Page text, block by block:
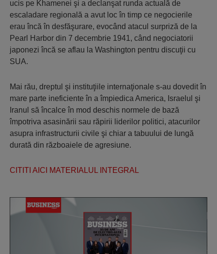
ucis pe Khamenei şi a declanşat runda actuală de
escaladare regională a avut loc în timp ce negocierile
erau încă în desfăşurare, evocând atacul surpriză de la
Pearl Harbor din 7 decembrie 1941, când negociatorii
japonezi încă se aflau la Washington pentru discuţii cu
SUA.
Mai rău, dreptul şi instituţiile internaţionale s-au dovedit în
mare parte ineficiente în a împiedica America, Israelul şi
Iranul să încalce în mod deschis normele de bază
împotriva asasinării sau răpirii liderilor politici, atacurilor
asupra infrastructurii civile şi chiar a tabuului de lungă
durată din războaiele de agresiune.
CITITI AICI MATERIALUL INTEGRAL